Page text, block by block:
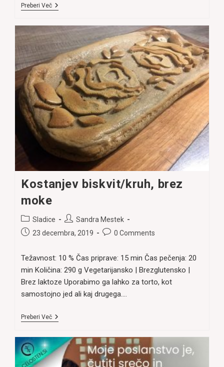
Preberi VečZAKAJ
TAKO
POMEMBNA?
Kostanjev biskvit/kruh, brez
moke
Post
category:
Sladice
Post
author:
Sandra Mestek
Post23 decembra, 2019
Post0 Comments
Težavnost: 10 % Čas priprave: 15 min Čas pečenja: 20
min Količina: 290 g Vegetarijansko | Brezglutensko |
Brez laktoze Uporabimo ga lahko za torto, kot
samostojno jed ali kaj drugega.…
Preberi VečKostanjev
Moke